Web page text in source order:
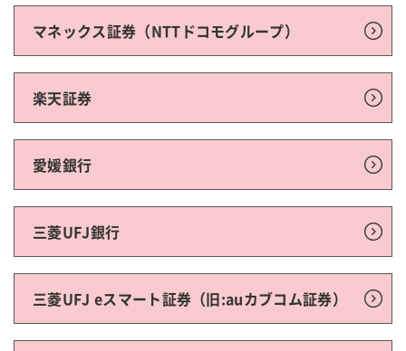
マネックス証券（NTTドコモグループ）
楽天証券
愛媛銀行
三菱UFJ銀行
三菱UFJ eスマート証券（旧:auカブコム証券）